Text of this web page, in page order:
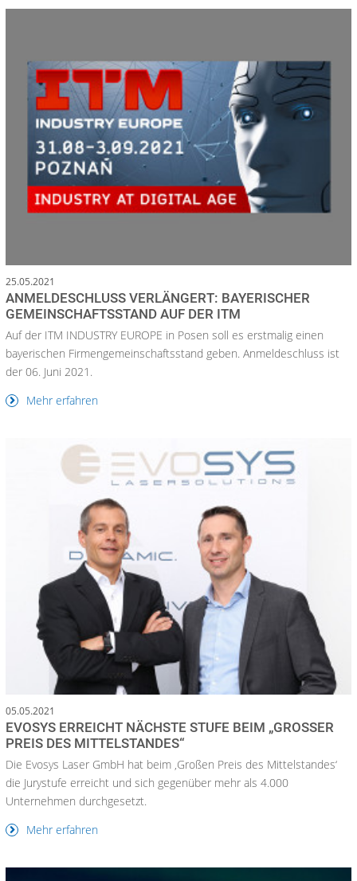
25.05.2021
ANMELDESCHLUSS VERLÄNGERT: BAYERISCHER
GEMEINSCHAFTSSTAND AUF DER ITM
Auf der ITM INDUSTRY EUROPE in Posen soll es erstmalig einen
bayerischen Firmengemeinschaftsstand geben. Anmeldeschluss ist
der 06. Juni 2021.
Mehr erfahren
05.05.2021
EVOSYS ERREICHT NÄCHSTE STUFE BEIM „GROSSER P
REIS DES MITTELSTANDES“
Die Evosys Laser GmbH hat beim ‚Großen Preis des Mittelstandes‘
die Jurystufe erreicht und sich gegenüber mehr als 4.000
Unternehmen durchgesetzt.
Mehr erfahren